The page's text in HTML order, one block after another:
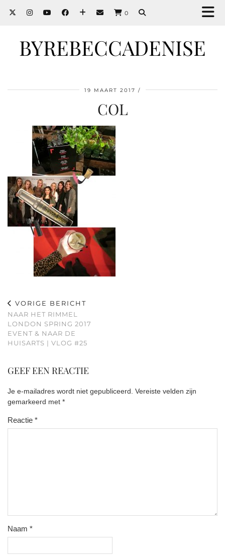
0
BYREBECCADENISE
19 MAART 2017
COL
VORIGE BERICHT
NAAR HET RIMMEL
LONDON SPRING 2017
EVENT & NAAR DE
HUISARTS | VLOG #25
GEEF EEN REACTIE
Je e-mailadres wordt niet gepubliceerd. Vereiste velden zijn
gemarkeerd met *
Reactie *
Naam *